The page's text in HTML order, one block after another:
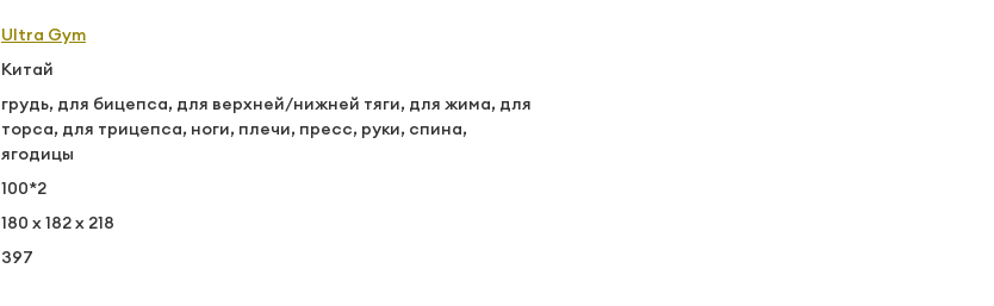
Ultra Gym
Китай
грудь, для бицепса, для верхней/нижней тяги, для жима, для
торса, для трицепса, ноги, плечи, пресс, руки, спина,
ягодицы
100*2
180 х 182 х 218
397